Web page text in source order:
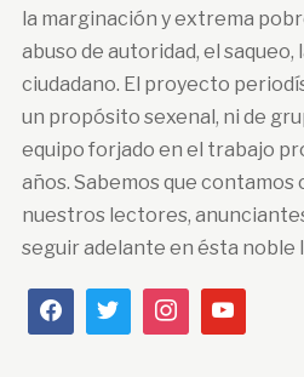
la marginación y extrema
abuso de autoridad, el
ciudadano. El proyecto
un propósito sexenal, ni de
equipo forjado en el trabajo
años. Sabemos que contamos
nuestros lectores,
seguir adelante en ésta noble